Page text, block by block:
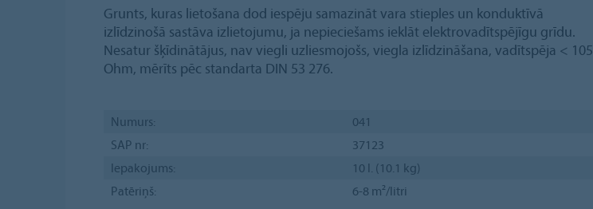
Grunts, kuras lietošana dod iespēju samazināt vara stieples un konduktīvā
izlīdzinošā sastāva izlietojumu, ja nepieciešams ieklāt elektrovadītspējīgu grīdu.
Nesatur šķīdinātājus, nav viegli uzliesmojošs, viegla izlīdzināšana, vadītspēja < 105
Ohm, mērīts pēc standarta DIN 53 276.
Numurs:
041
SAP nr:
37123
Iepakojums:
10 l. (10.1 kg)
Patēriņš:
6-8 m²/litri